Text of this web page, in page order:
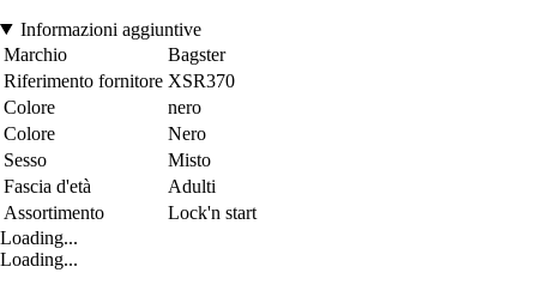
Informazioni aggiuntive
Marchio
Bagster
Riferimento fornitore XSR370
Colore
nero
Colore
Nero
Sesso
Misto
Fascia d'età
Adulti
Assortimento
Lock'n start
Loading...
Loading...